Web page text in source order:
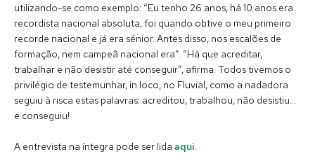
utilizando-se como exemplo: “Eu tenho 26 anos, há 10 anos era
recordista nacional absoluta, foi quando obtive o meu primeiro
recorde nacional e já era sénior. Antes disso, nos escalões de
formação, nem campeã nacional era”. “Há que acreditar,
trabalhar e não desistir até conseguir”, afirma. Todos tivemos o
privilégio de testemunhar, in loco, no Fluvial, como a nadadora
seguiu à risca estas palavras: acreditou, trabalhou, não desistiu…
e conseguiu!
A entrevista na íntegra pode ser lida aqui